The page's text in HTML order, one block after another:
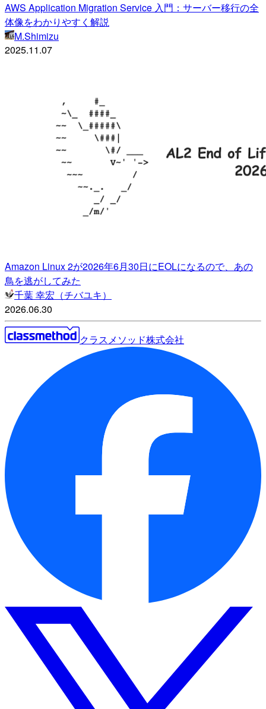
AWS Application Migration Service 入門：サーバー移行の全
体像をわかりやすく解説
M.Shimizu
2025.11.07
Amazon Linux 2が2026年6月30日にEOLになるので、あの
鳥を逃がしてみた
千葉 幸宏（チバユキ）
2026.06.30
クラスメソッド株式会社